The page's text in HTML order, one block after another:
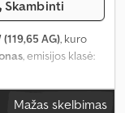
Skambinti
AG), kuro
, emisijos klasė:
Mažas skelbimas